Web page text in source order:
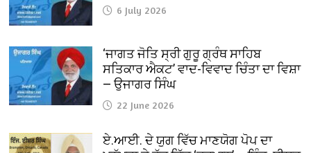
6 July 2026
‘ਜਾਗਤ ਜੋਤਿ ਸ੍ਰੀ ਗੁਰੂ ਗ੍ਰੰਥ ਸਾਹਿਬ
ਸਤਿਕਾਰ ਐਕਟ’ ਵਾਦ-ਵਿਵਾਦ ਚਿੰਤਾ ਦਾ ਵਿਸ਼ਾ
— ਉਜਾਗਰ ਸਿੰਘ
22 June 2026
ਏ.ਆਈ. ਦੇ ਯੁਗ ਵਿੱਚ ਮਾਣਯੋਗ ਪੋਪ ਦਾ